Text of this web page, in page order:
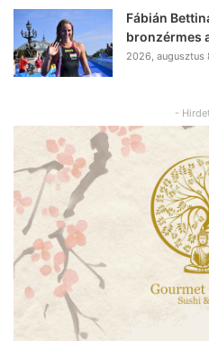
Fábián
bronzérmes
2026, augusztus
-